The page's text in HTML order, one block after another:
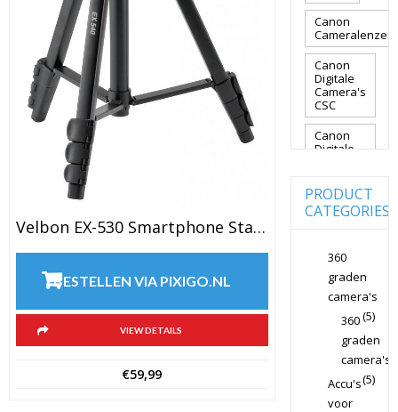
Velbon EX-530 Smartphone Statief (max. 1,56 Meter) – Zwart
BESTELLEN VIA PIXIGO.NL
VIEW DETAILS
€59,99
Canon
Cameralenzen
Canon
Digitale
Camera's
CSC
Canon
Digitale
Canon
Lenzen
Canon
Lenzen
Voor SLR
Camera's
Case Logic
Cameratassen
Dörr
Studiolampen
PRODUCT
CATEGORIES
360
graden
camera's
(5)
360
graden
camera's
(5)
Accu's
voor